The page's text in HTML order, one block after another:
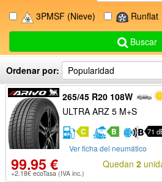
3PMSF (Nieve) Runflat
Buscar
Ordenar por:
265/45 R20 108W
ULTRA ARZ 5 M+S
C B 71
Ver ficha del neumático
99.95 €
+2.18€ ecoTasa (IVA inc.)
Quedan 2